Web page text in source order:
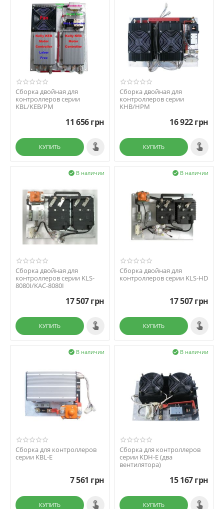
Сборка двойная для
контроллеров серии
KBL/KEB/PM
11 656грн
КУПИТЬ
Сборка двойная для
контроллеров серии
KHB/HPM
16 922грн
КУПИТЬ
В наличии

Сборка двойная для
контроллеров серии KLS-
8080I/KAC-8080I
17 507грн
КУПИТЬ
В наличии

Сборка двойная для
контроллеров серии KLS-HD
17 507грн
КУПИТЬ
В наличии

Сборка для контроллеров
серии KBL-E
7 561 грн
КУПИТЬ
В наличии

Сборка для контроллеров
серии KDH-E (два
вентилятора)
15 167грн
КУПИТЬ